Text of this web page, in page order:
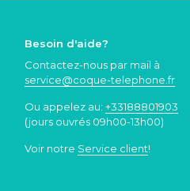
Besoin d'aide?
Contactez-nous par mail à
service@coque-telephone.fr
Ou appelez au: +33188801903
(jours ouvrés 09h00-13h00)
Voir notre Service client!